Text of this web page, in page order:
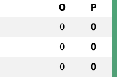
O P
0 0
0 0
0 0